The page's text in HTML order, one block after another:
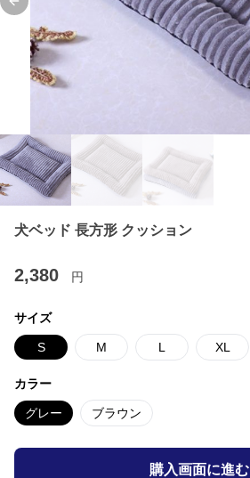
Previous slide
犬ベッド 長方形 クッション
2,380 円
サイズ
S M L XL
カラー
グレー ブラウン
購入画面に進む